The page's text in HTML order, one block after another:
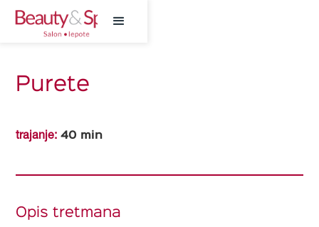
Purete
trajanje: 40 min
Opis tretmana